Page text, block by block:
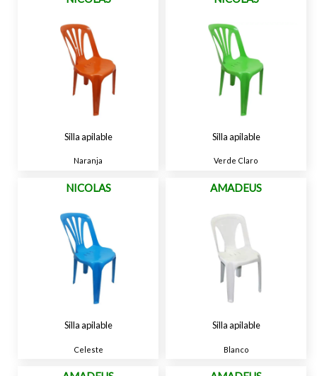
Silla apilable
Naranja
Silla apilable
Verde Claro
NICOLAS
Silla apilable
Celeste
AMADEUS
Silla apilable
Blanco